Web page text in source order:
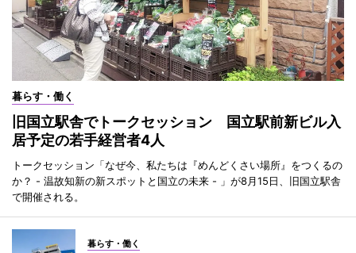
暮らす・働く
旧国立駅舎でトークセッション 国立駅前新ビル入
居予定の若手経営者4人
トークセッション「なぜ今、私たちは『めんどくさい場所』をつくるの
か？ - 温故知新の新スポットと国立の未来 - 」が8月15日、旧国立駅舎
で開催される。
暮らす・働く